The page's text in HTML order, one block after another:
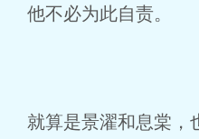
他不必为此自责。
就算是景濯和息棠，